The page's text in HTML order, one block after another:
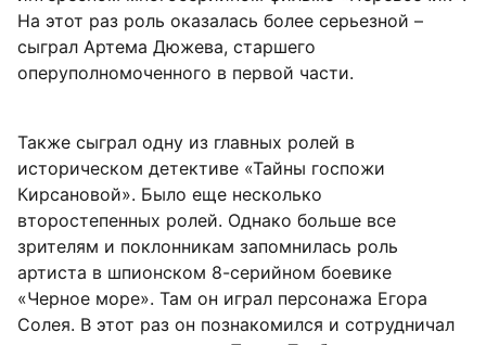
На этот раз роль оказалась более серьезной –
сыграл Артема Дюжева, старшего
оперуполномоченного в первой части.
Также сыграл одну из главных ролей в
историческом детективе «Тайны госпожи
Кирсановой». Было еще несколько
второстепенных ролей. Однако больше все
зрителям и поклонникам запомнилась роль
артиста в шпионском 8-серийном боевике
«Черное море». Там он играл персонажа Егора
Солея. В этот раз он познакомился и сотрудничал